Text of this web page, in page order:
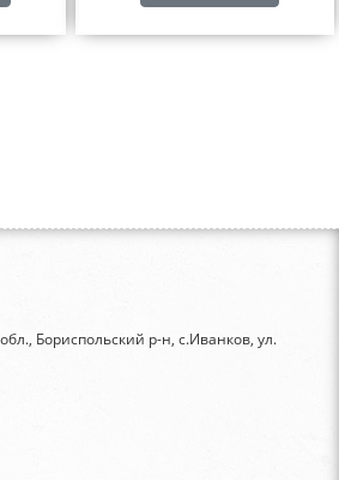
Бориспольский р-н, с.Иванков, ул.